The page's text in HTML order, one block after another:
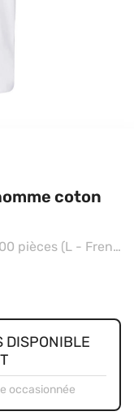
coton
Prix à l'unité pour 600 pièces (L - French Marine)
DISPONIBLE
occasionnée